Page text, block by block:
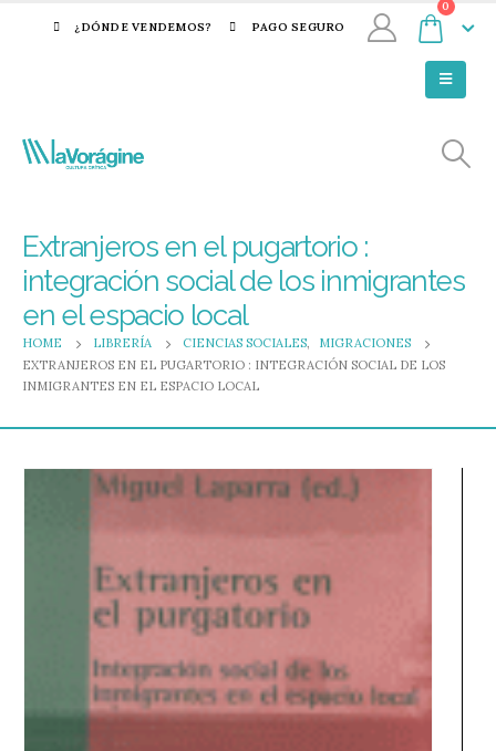
¿DÓNDE VENDEMOS? PAGO SEGURO
0
Extranjeros en el pugartorio :
integración social de los inmigrantes
en el espacio local
HOME LIBRERÍA CIENCIAS SOCIALES,
MIGRACIONES
EXTRANJEROS EN EL PUGARTORIO : INTEGRACIÓN SOCIAL DE LOS
INMIGRANTES EN EL ESPACIO LOCAL